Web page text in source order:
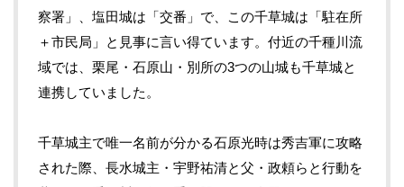
察署」、塩田城は「交番」で、この千草城は「駐在所
＋市民局」と見事に言い得ています。付近の千種川流
域では、栗尾・石原山・別所の3つの山城も千草城と
連携していました。
千草城主で唯一名前が分かる石原光時は秀吉軍に攻略
された際、長水城主・宇野祐清と父・政頼らと行動を